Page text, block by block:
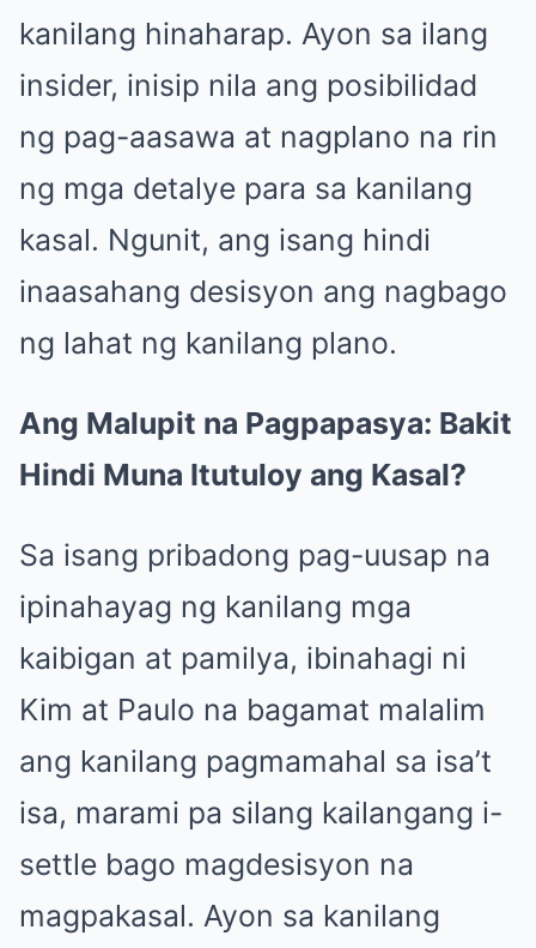
kanilang hinaharap. Ayon sa ilang
insider, inisip nila ang posibilidad
ng pag-aasawa at nagplano na rin
ng mga detalye para sa kanilang
kasal. Ngunit, ang isang hindi
inaasahang desisyon ang nagbago
ng lahat ng kanilang plano.
Ang Malupit na Pagpapasya: Bakit
Hindi Muna Itutuloy ang Kasal?
Sa isang pribadong pag-uusap na
ipinahayag ng kanilang mga
kaibigan at pamilya, ibinahagi ni
Kim at Paulo na bagamat malalim
ang kanilang pagmamahal sa isa’t
isa, marami pa silang kailangang i-
settle bago magdesisyon na
magpakasal. Ayon sa kanilang